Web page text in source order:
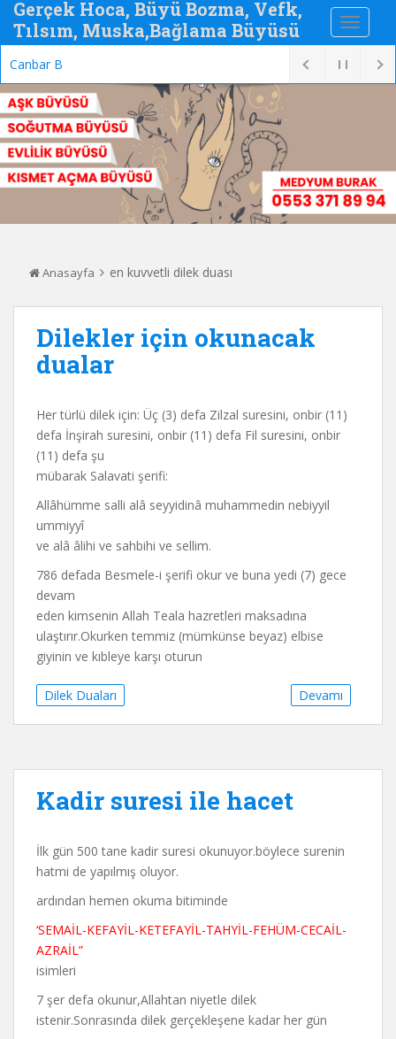
Gerçek Hoca, Büyü Bozma, Vefk,
Tılsım, Muska,Bağlama Büyüsü
Canbar Büyüsü
Anasayfa en kuvvetli dilek duası
Dilekler için okunacak
dualar
Her türlü dilek için: Üç (3) defa Zilzal suresini, onbir (11)
defa İnşirah suresini, onbir (11) defa Fil suresini, onbir
(11) defa şu
mübarak Salavati şerifi:
Allâhümme salli alâ seyyidinâ muhammedin nebiyyil
ummiyyî
ve alâ âlihi ve sahbihi ve sellim.
786 defada Besmele-i şerifi okur ve buna yedi (7) gece
devam
eden kimsenin Allah Teala hazretleri maksadına
ulaştırır.Okurken temmiz (mümkünse beyaz) elbise
giyinin ve kıbleye karşı oturun
Devamı
Dilek Duaları
Kadir suresi ile hacet
İlk gün 500 tane kadir suresi okunuyor.böylece surenin
hatmi de yapılmış oluyor.
ardından hemen okuma bitiminde
‘SEMAİL-KEFAYİL-KETEFAYİL-TAHYİL-FEHÜM-CECAİL-
AZRAİL”
isimleri
7 şer defa okunur,Allahtan niyetle dilek
istenir.Sonrasında dilek gerçekleşene kadar her gün